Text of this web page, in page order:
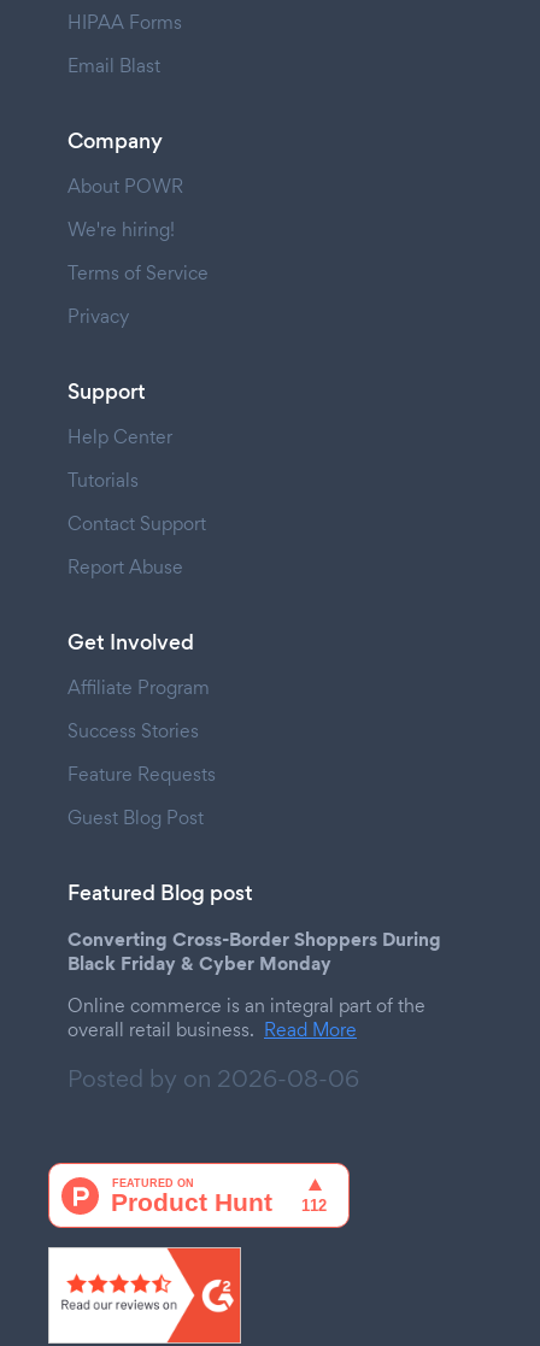
HIPAA Forms
Email Blast
Company
About POWR
We're hiring!
Terms of Service
Privacy
Support
Help Center
Tutorials
Contact Support
Report Abuse
Get Involved
Affiliate Program
Success Stories
Feature Requests
Guest Blog Post
Featured Blog post
Converting Cross-Border Shoppers During
Black Friday & Cyber Monday
Online commerce is an integral part of the
overall retail business. Read More
Posted by on 2026-08-06